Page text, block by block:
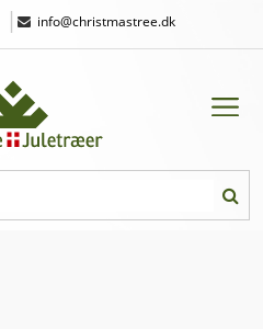
| info@christmastree.dk